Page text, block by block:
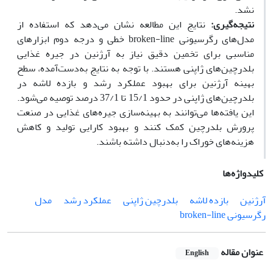
نشد.
نتیجه‌گیری: نتایج این مطالعه نشان می‌دهد که استفاده از
مدل‌های رگرسیونی broken-line خطی و درجه دوم ابزارهای
مناسبی برای تخمین دقیق نیاز به آرژنین در جیره غذایی
بلدرچین‌های ژاپنی هستند. با توجه به نتایج به‌دست‌آمده، سطح
بهینه آرژنین برای بهبود عملکرد رشد و بازده لاشه در
بلدرچین‌های ژاپنی در حدود 15/1 تا 37/1 درصد توصیه می‌شود.
این یافته‌ها می‌توانند به بهینه‌سازی جیره‌های غذایی در صنعت
پرورش بلدرچین کمک کنند و بهبود کارایی تولید و کاهش
هزینه‌های خوراک را به‌دنبال داشته باشند.
کلیدواژه‌ها
آرژنین
بازده لاشه بلدرچین ژاپنی عملکرد رشد
مدل
رگرسیونی broken-line
عنوان مقاله English